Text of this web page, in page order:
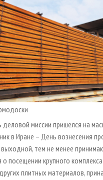
деловой миссии пришелся на
в Иране – День вознесения
тем не менее
посещении крупного
плитных материалов,